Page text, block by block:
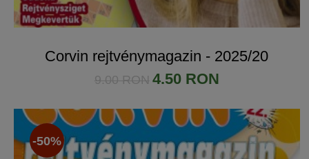
Corvin rejtvénymagazin - 2025/20
9.00 RON 4.50 RON
-50%